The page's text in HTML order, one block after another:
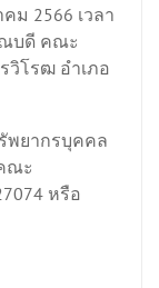
ม 2566 เวลา
บดี คณะ
วิโรฒ อำเภอ
พยากรบุคคล
ณะ
หรือ